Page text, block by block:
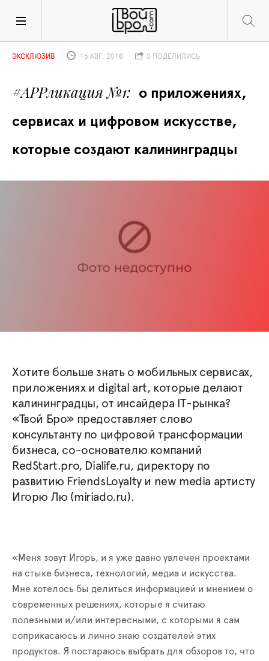
#APPликация №1
о приложениях,
сервисах и цифровом искусстве,
которые создают калининградцы
ЭКСКЛЮЗИВ 16 АВГ. 2018 0 ПОДЕЛИЛИСЬ
Хотите больше знать о мобильных сервисах,
приложениях и digital art, которые делают
калининградцы, от инсайдера IT-рынка?
«Твой Бро» предоставляет слово
консультанту по цифровой трансформации
бизнеса, со-основателю компаний
RedStart.pro, Dialife.ru, директору по
развитию FriendsLoyalty и new media артисту
Игорю Лю (miriado.ru).
«Меня зовут Игорь, и я уже давно увлечен проектами
на стыке бизнеса, технологий, медиа и искусства.
Мне хотелось бы делиться информацией и мнением о
современных решениях, которые я считаю
полезными и/или интересными, с которыми я сам
соприкасаюсь и лично знаю создателей этих
продуктов. Я постараюсь выбрать для обзоров то, что